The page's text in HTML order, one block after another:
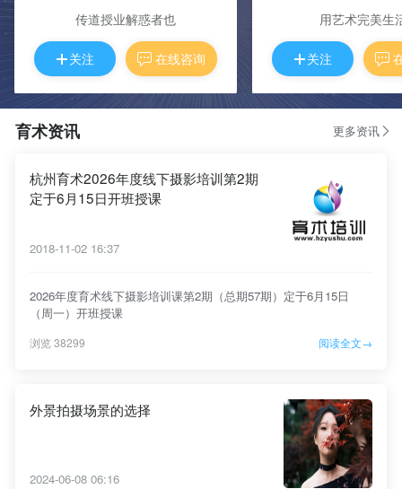
传道授业解惑者也
关注 在线咨询
用艺术完美生
关注
育术资讯 更多资讯
杭州育术2026年度线下摄影培训第2期
定于6月15日开班授课
2018-11-02 16:37
2026年度育术线下摄影培训课第2期（总期57期）定于6月15日
（周一）开班授课
浏览 38299 阅读全文→
外景拍摄场景的选择
2024-06-08 06:16